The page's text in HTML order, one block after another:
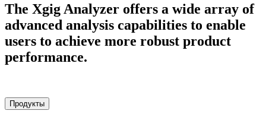
The Xgig Analyzer offers a wide array of
advanced analysis capabilities to enable
users to achieve more robust product
performance.
Продукты